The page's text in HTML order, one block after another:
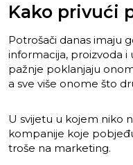
Kako privući
Potrošači danas imaju
informacija, proizvoda i
pažnje poklanjaju
a sve više onome što
U svijetu u kojem niko
kompanije koje
troše na marketing.